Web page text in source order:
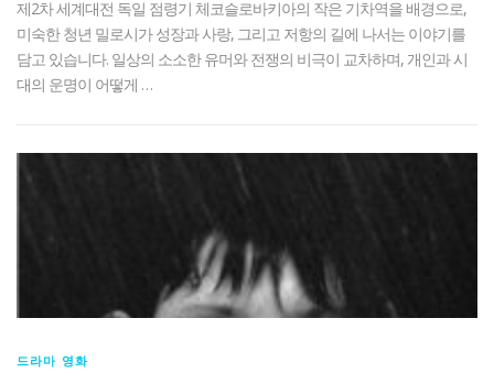
제2차 세계대전 독일 점령기 체코슬로바키아의 작은 기차역을 배경으로,
미숙한 청년 밀로시가 성장과 사랑, 그리고 저항의 길에 나서는 이야기를
담고 있습니다. 일상의 소소한 유머와 전쟁의 비극이 교차하며, 개인과 시
대의 운명이 어떻게 …
드라마 영화